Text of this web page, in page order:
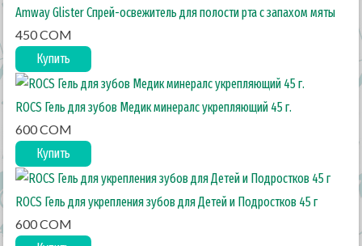
Amway Glister Спрей-освежитель для полости рта с запахом мяты
450 COM
Купить
ROCS Гель для зубов Медик минералс укрепляющий 45 г.
600 COM
Купить
ROCS Гель для укрепления зубов для Детей и Подростков 45 г
600 COM